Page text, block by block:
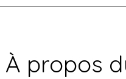
À propos